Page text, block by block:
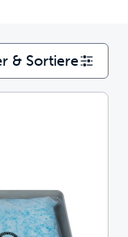
& Sortiere